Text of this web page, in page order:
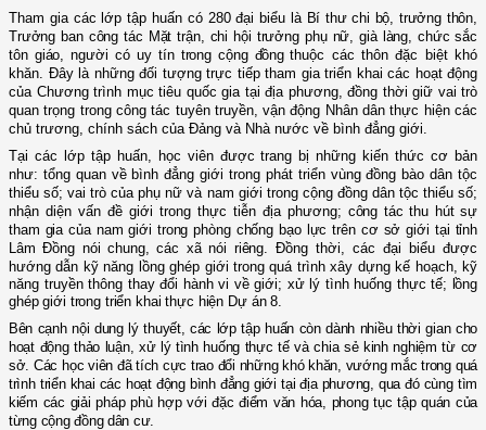
Tham gia các lớp tập huấn có 280 đại biểu làBí thư chi bộ, trưởng thôn,
Trưởng ban công tác Mặt trận, chi hội trưởng phụ nữ,già làng, chức sắc
tôn giáo, người có uy tín trong cộng đồngthuộc các thôn đặc biệt khó
khăn . Đây là những đối tượng trực tiếp tham gia triển khai các hoạt động
của Chương trình mục tiêu quốc gia tại địa phương, đồng thời giữ vai trò
quan trọng trong công tác tuyên truyền, vận động Nhân dân thực hiện các
chủ trương, chính sách của Đảng và Nhà nước về bình đẳng giới.
Tại các lớp tập huấn, học viên được trang bị những kiến thức cơ bản
như: tổng quan về bình đẳng giới trong phát triển vùng đồng bào dân tộc
thiểu số; vai trò của phụ nữ và nam giới trong cộng đồng dân tộc thiểu số;
nhận diện vấn đề giới trong thực tiễn địa phương; công tác thu hút sự
tham gia của nam giới trong phòng chống bạo lực trên cơ sở giới tại tỉnh
Lâm Đồng nói chung, các xã nói riêng.
Đồng thời, các đại biểu được
hướng dẫn kỹ năng lồng ghép giới trongquá trìnhxây dựng kế hoạch, kỹ
năng truyền thông thay đổi hành vi về giới; xử lý tình huống thực tế; lồng
ghép giới trong triển khai thực hiện Dự án 8.
Bên cạnh nội dung lý thuyết, các lớp tập huấn còn dành nhiều thời gian cho
hoạt động thảo luận, xử lý tình huống thực tế và chia sẻ kinh nghiệm từ cơ
sở. Các học viên đã tích cực trao đổi những khó khăn, vướng mắc trong quá
trình triển khai các hoạt động bình đẳng giới tại địa phương, qua đó cùng tìm
kiếm các giải pháp phù hợp với đặc điểm văn hóa, phong tục tập quán của
từng cộng đồng dân cư.